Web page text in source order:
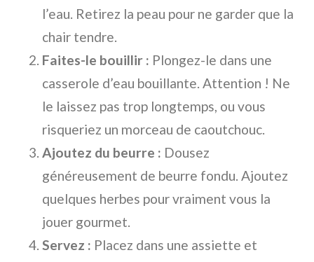
l’eau. Retirez la peau pour ne garder que la
chair tendre.
Faites-le bouillir : Plongez-le dans une
casserole d’eau bouillante. Attention ! Ne
le laissez pas trop longtemps, ou vous
risqueriez un morceau de caoutchouc.
Ajoutez du beurre : Dousez
généreusement de beurre fondu. Ajoutez
quelques herbes pour vraiment vous la
jouer gourmet.
Servez : Placez dans une assiette et